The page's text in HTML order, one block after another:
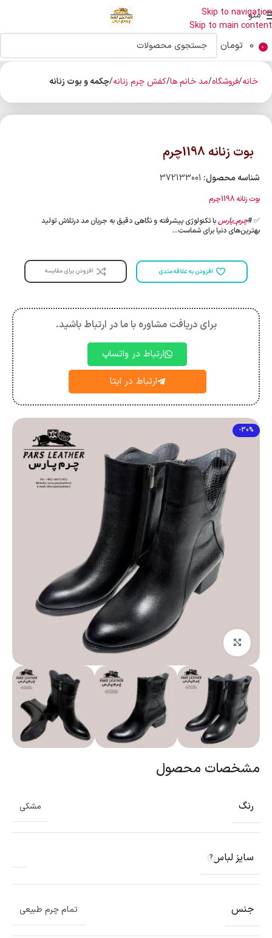
Skip to navigation
Skip to main content
منو
0
0 تومان
خانه فروشگاه مد خانم ها کفش چرم زنانه چکمه و بوت زنانه
بوت زنانه 1198چرم
شناسه محصول: 372133001
بوت زنانه 1198چرم
✅️ #چرم_پارسبا تکنولوژی پیشرفته و نگاهی دقیق به جریان مد درتلاش تولید
بهترین‌های دنیا برای شماست…
افزودن به علاقه مندی افزودن برای مقایسه
برای دریافت مشاوره با ما در ارتباط باشید.
ارتباط در واتساپ
ارتباط در ایتا
-30%
بزرگنمایی تصویر
مشخصات محصول
رنگ مشکی
سایز لباس
جنس تمام چرم طبیعی